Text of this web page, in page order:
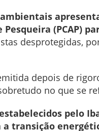
(PCAP)
desprotegidas,
depois de
no que se
pelo
transição